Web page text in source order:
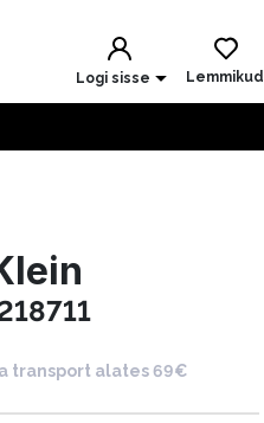
Logi sisse Lemmikud
transport alates 69€